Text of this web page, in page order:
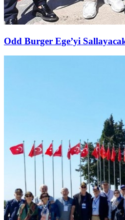
Odd Burger Ege’yi